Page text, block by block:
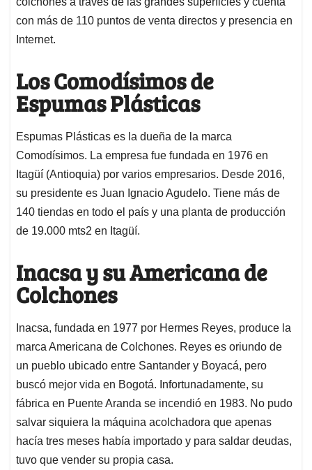
con más de 110 puntos de venta directos y presencia en
Internet.
Los Comodísimos de
Espumas Plásticas
Espumas Plásticas es la dueña de la marca
Comodísimos. La empresa fue fundada en 1976 en
Itagüí (Antioquia) por varios empresarios. Desde 2016,
su presidente es Juan Ignacio Agudelo. Tiene más de
140 tiendas en todo el país y una planta de producción
de 19.000 mts2 en Itagüí.
Inacsa y su Americana de
Colchones
Inacsa, fundada en 1977 por Hermes Reyes, produce la
marca Americana de Colchones. Reyes es oriundo de
un pueblo ubicado entre Santander y Boyacá, pero
buscó mejor vida en Bogotá. Infortunadamente, su
fábrica en Puente Aranda se incendió en 1983. No pudo
salvar siquiera la máquina acolchadora que apenas
hacía tres meses había importado y para saldar deudas,
tuvo que vender su propia casa.